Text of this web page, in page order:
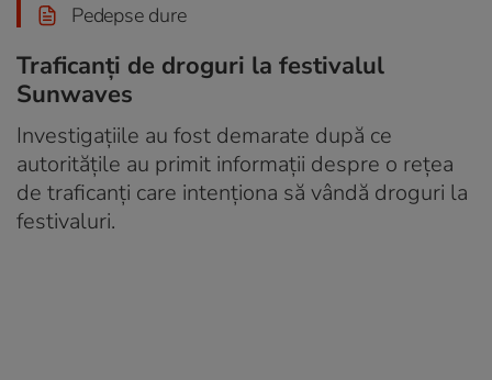
Pedepse dure
Traficanți de droguri la festivalul
Sunwaves
Investigațiile au fost demarate după ce
autoritățile au primit informații despre o rețea
de traficanți care intenționa să vândă droguri la
festivaluri.